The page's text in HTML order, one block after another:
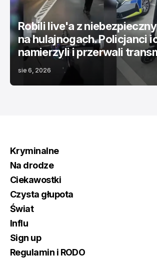
Robili live'a z
na hulajnogach. Policjanci
namierzyli i przerwali
sie 6, 2026
Kryminalne
Na drodze
Ciekawostki
Czysta głupota
Świat
Influ
Sign up
Regulamin i RODO